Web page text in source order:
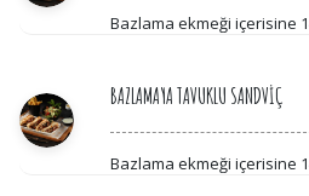
Bazlama ekmeği içerisine
BAZLAMAYA TAVUKLU SANDVİÇ
Bazlama ekmeği içerisine